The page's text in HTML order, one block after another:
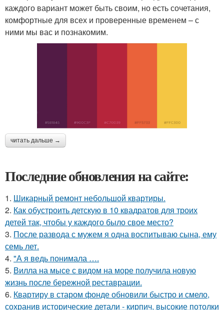
каждого вариант может быть своим, но есть сочетания,
комфортные для всех и проверенные временем – с
ними мы вас и познакомим.
читать дальше →
Последние обновления на сайте:
1. Шикарный ремонт небольшой квартиры.
2. Как обустроить детскую в 10 квадратов для троих
детей так, чтобы у каждого было свое место?
3. После развода с мужем я одна воспитываю сына, ему
семь лет.
4. "А я ведь понимала ….
5. Вилла на мысе с видом на море получила новую
жизнь после бережной реставрации.
6. Квартиру в старом фонде обновили быстро и смело,
сохранив исторические детали - кирпич, высокие потолки